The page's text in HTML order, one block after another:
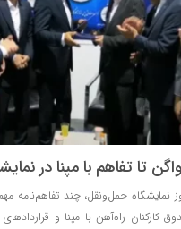
تا تفاهم با مپنا در
نمایشگاه حمل‌ونقل، چند تفاهم‌نامه
کارکنان راه‌آهن با مپنا و